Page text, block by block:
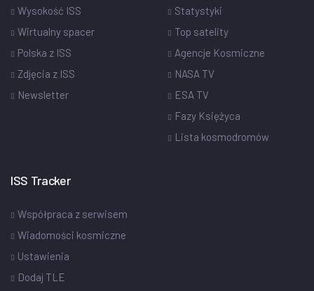
Wysokość ISS
Wirtualny spacer
Polska z ISS
Zdjęcia z ISS
Newsletter
Statystyki
Top satelity
Agencje Kosmiczne
NASA TV
ESA TV
Fazy Księżyca
Lista kosmodromów
ISS Tracker
Współpraca z serwisem
Wiadomości kosmiczne
Ustawienia
Dodaj TLE